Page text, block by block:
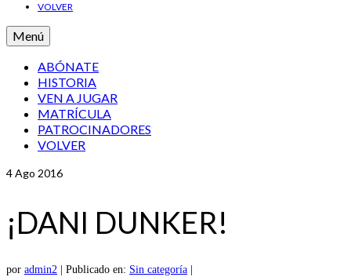
VOLVER
Menú
ABÓNATE
HISTORIA
VEN A JUGAR
MATRÍCULA
PATROCINADORES
VOLVER
4Ago 2016
¡DANI DUNKER!
por admin2 Publicado en: Sin categoría